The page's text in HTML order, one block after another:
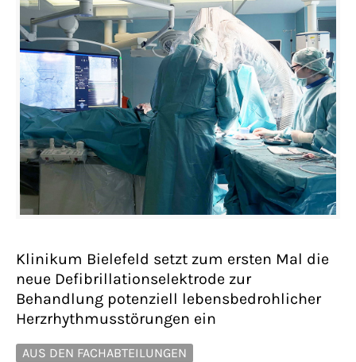
Klinikum Bielefeld setzt zum ersten Mal die
neue Defibrillationselektrode zur
Behandlung potenziell lebensbedrohlicher
Herzrhythmusstörungen ein
AUS DEN FACHABTEILUNGEN